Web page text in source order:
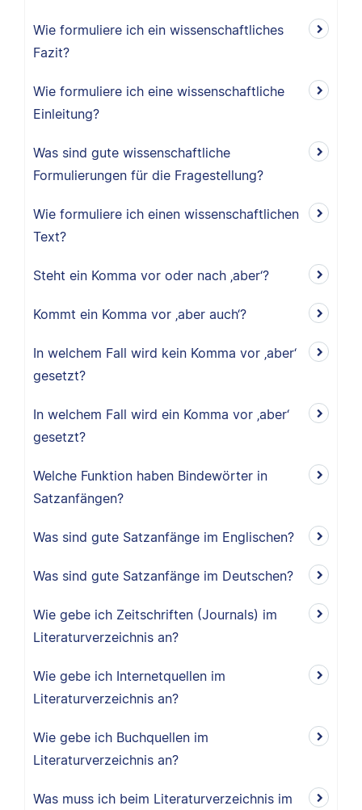
Wie formuliere ich ein wissenschaftliches
Fazit?
Wie formuliere ich eine wissenschaftliche
Einleitung?
Was sind gute wissenschaftliche
Formulierungen für die Fragestellung?
Wie formuliere ich einen wissenschaftlichen
Text?
Steht ein Komma vor oder nach ‚aber‘?
Kommt ein Komma vor ‚aber auch‘?
In welchem Fall wird kein Komma vor ‚aber‘
gesetzt?
In welchem Fall wird ein Komma vor ‚aber‘
gesetzt?
Welche Funktion haben Bindewörter in
Satzanfängen?
Was sind gute Satzanfänge im Englischen?
Was sind gute Satzanfänge im Deutschen?
Wie gebe ich Zeitschriften (Journals) im
Literaturverzeichnis an?
Wie gebe ich Internetquellen im
Literaturverzeichnis an?
Wie gebe ich Buchquellen im
Literaturverzeichnis an?
Was muss ich beim Literaturverzeichnis im